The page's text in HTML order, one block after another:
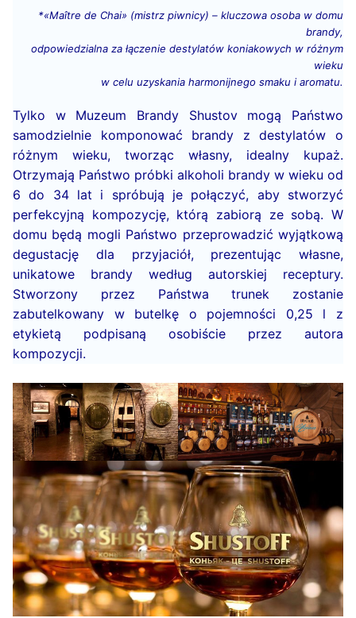
*«Maître de Chai» (mistrz piwnicy) – kluczowa osoba w domu
brandy,
odpowiedzialna za łączenie destylatów koniakowych w różnym
wieku
w celu uzyskania harmonijnego smaku i aromatu.
Tylko w Muzeum Brandy Shustov mogą Państwo
samodzielnie komponować brandy z destylatów o
różnym wieku, tworząc własny, idealny kupaż.
Otrzymają Państwo próbki alkoholi brandy w wieku od
6 do 34 lat i spróbują je połączyć, aby stworzyć
perfekcyjną kompozycję, którą zabiorą ze sobą. W
domu będą mogli Państwo przeprowadzić wyjątkową
degustację dla przyjaciół, prezentując własne,
unikatowe brandy według autorskiej receptury.
Stworzony przez Państwa trunek zostanie
zabutelkowany w butelkę o pojemności 0,25 l z
etykietą podpisaną osobiście przez autora
kompozycji.